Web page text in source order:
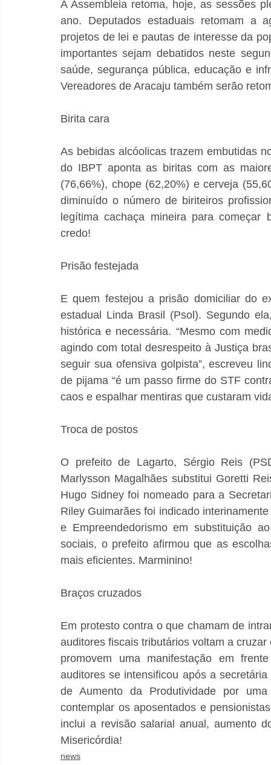
A Assembleia retoma, hoje, as sessões
ano. Deputados estaduais retomam a
projetos de lei e pautas de interesse da
importantes sejam debatidos neste
saúde, segurança pública, educação e
Vereadores de Aracaju também serão
Birita cara
As bebidas alcóolicas trazem embutidas
do IBPT aponta as biritas com as
(76,66%), chope (62,20%) e cerveja
diminuído o número de biriteiros
legítima cachaça mineira para
credo!
Prisão festejada
E quem festejou a prisão domiciliar do
estadual Linda Brasil (Psol). Segundo
histórica e necessária. “Mesmo com
agindo com total desrespeito à Justiça
seguir sua ofensiva golpista”, escreveu
de pijama “é um passo firme do STF
caos e espalhar mentiras que custaram
Troca de postos
O prefeito de Lagarto, Sérgio Reis
Marlysson Magalhães substitui Goretti
Hugo Sidney foi nomeado para a
Riley Guimarães foi indicado
e Empreendedorismo em substituição
sociais, o prefeito afirmou que as
mais eficientes. Marminino!
Braços cruzados
Em protesto contra o que chamam de
auditores fiscais tributários voltam a
promovem uma manifestação em
auditores se intensificou após a
de Aumento da Produtividade por
contemplar os aposentados e
inclui a revisão salarial anual, aumento
Misericórdia!
news